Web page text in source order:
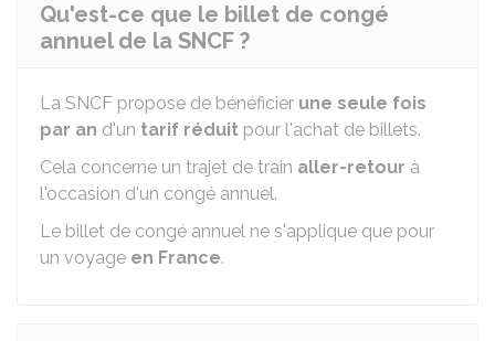
Qu'est-ce que le billet de congé
annuel de la SNCF ?
La SNCF propose de bénéficier une seule fois
par an d'un tarif réduit pour l'achat de billets.
Cela concerne un trajet de train aller-retour à
l'occasion d'un congé annuel.
Le billet de congé annuel ne s'applique que pour
un voyage en France.